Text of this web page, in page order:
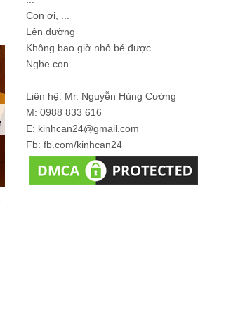
Con ơi, ...
Lên đường
Không bao giờ nhỏ bé được
Nghe con.
Liên hệ: Mr. Nguyễn Hùng Cường
M: 0988 833 616
E: kinhcan24@gmail.com
Fb: fb.com/kinhcan24